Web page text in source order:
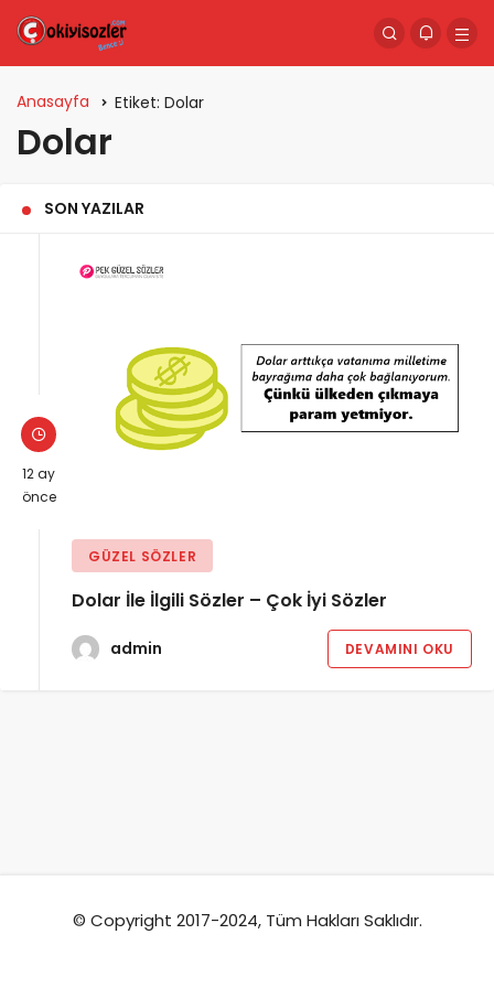
Anasayfa Etiket: Dolar
Dolar
SON YAZILAR
12 ay
önce
GÜZEL SÖZLER
Dolar İle İlgili Sözler – Çok İyi Sözler
admin DEVAMINI OKU
© Copyright 2017-2024, Tüm Hakları Saklıdır.